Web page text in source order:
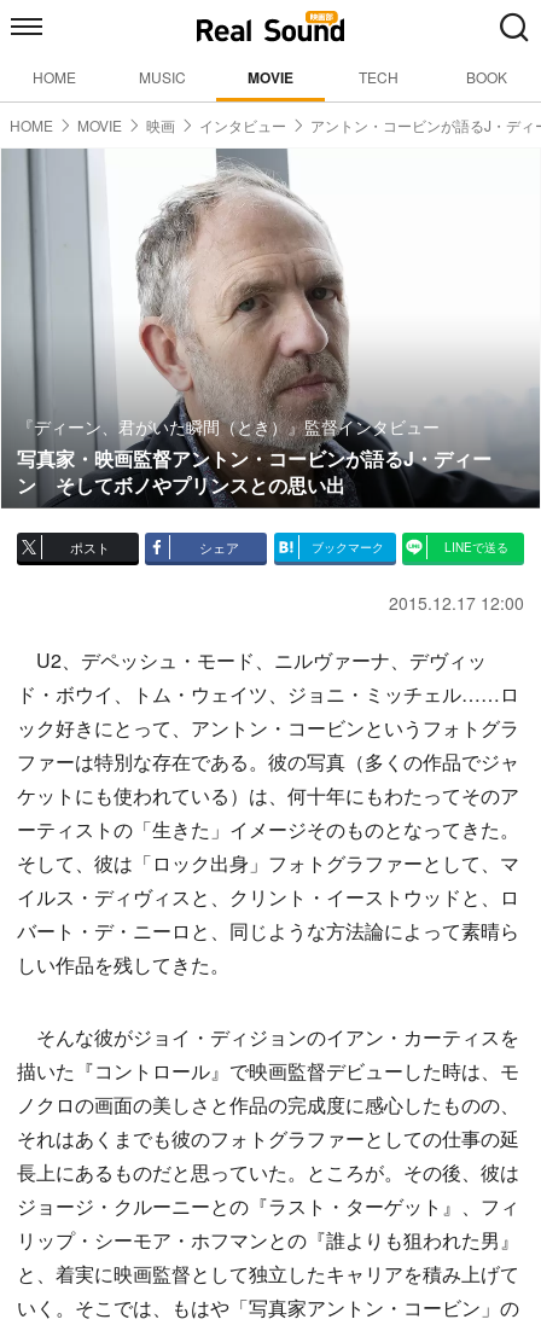
HOME MUSIC MOVIE TECH BOOK
HOME MOVIE 映画 インタビュー アントン・コービンが語るJ・ディ
『ディーン、君がいた瞬間（とき）』監督インタビュー
写真家・映画監督アントン・コービンが語るJ・ディー
ン そしてボノやプリンスとの思い出
ポスト シェア ブックマーク LINEで送る
2015.12.17 12:00
U2、デペッシュ・モード、ニルヴァーナ、デヴィッ
ド・ボウイ、トム・ウェイツ、ジョニ・ミッチェル……ロ
ック好きにとって、アントン・コービンというフォトグラ
ファーは特別な存在である。彼の写真（多くの作品でジャ
ケットにも使われている）は、何十年にもわたってそのア
ーティストの「生きた」イメージそのものとなってきた。
そして、彼は「ロック出身」フォトグラファーとして、マ
イルス・ディヴィスと、クリント・イーストウッドと、ロ
バート・デ・ニーロと、同じような方法論によって素晴ら
しい作品を残してきた。
そんな彼がジョイ・ディジョンのイアン・カーティスを
描いた『コントロール』で映画監督デビューした時は、モ
ノクロの画面の美しさと作品の完成度に感心したものの、
それはあくまでも彼のフォトグラファーとしての仕事の延
長上にあるものだと思っていた。ところが。その後、彼は
ジョージ・クルーニーとの『ラスト・ターゲット』、フィ
リップ・シーモア・ホフマンとの『誰よりも狙われた男』
と、着実に映画監督として独立したキャリアを積み上げて
いく。そこでは、もはや「写真家アントン・コービン」の